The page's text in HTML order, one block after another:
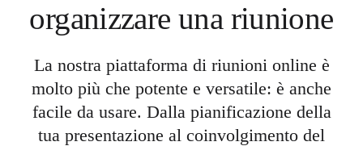
organizzare una riunione
La nostra piattaforma di riunioni online è
molto più che potente e versatile: è anche
facile da usare. Dalla pianificazione della
tua presentazione al coinvolgimento del